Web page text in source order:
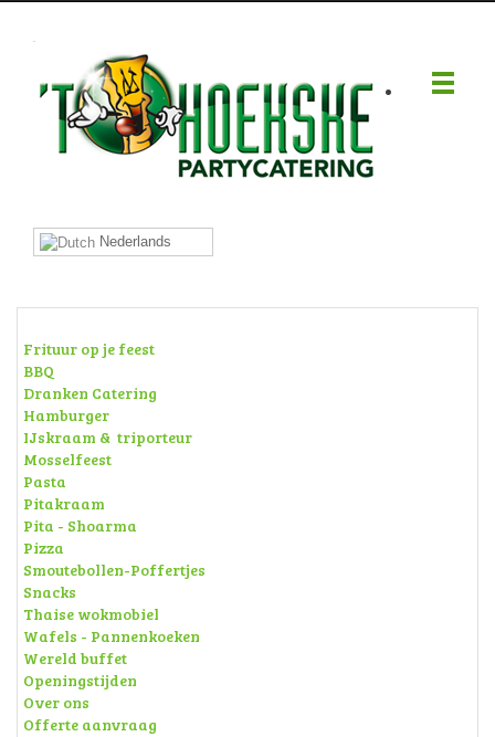
.
Nederlands
Frituur op je feest
BBQ
Dranken Catering
Hamburger
IJskraam & triporteur
Mosselfeest
Pasta
Pitakraam
Pita - Shoarma
Pizza
Smoutebollen-Poffertjes
Snacks
Thaise wokmobiel
Wafels - Pannenkoeken
Wereld buffet
Openingstijden
Over ons
Offerte aanvraag